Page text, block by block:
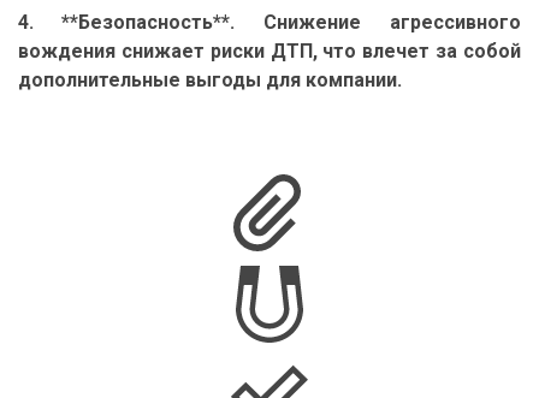
4. **Безопасность**. Снижение агрессивного
вождения снижает риски ДТП, что влечет за собой
дополнительные выгоды для компании.